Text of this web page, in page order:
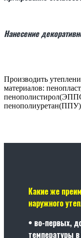
Нанесение
Производить
материалов:
Какие же
наружного
• во-первых,
температуры